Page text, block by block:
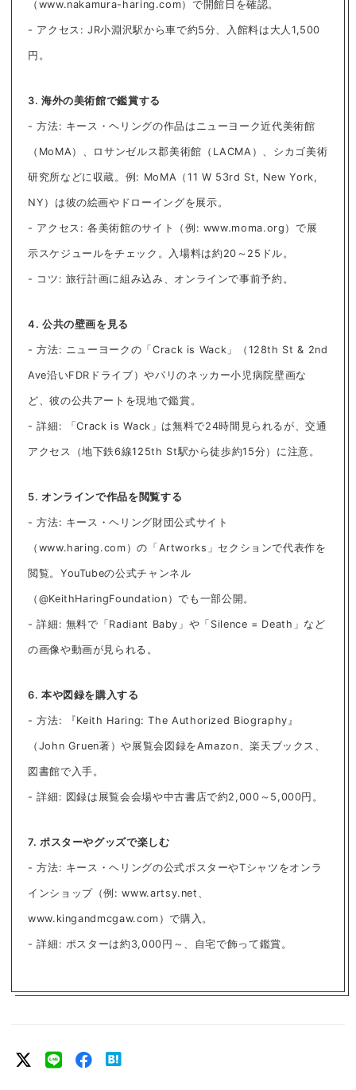
（www.nakamura-haring.com）で開館日を確認。
- アクセス: JR小淵沢駅から車で約5分、入館料は大人1,500
円。
3. 海外の美術館で鑑賞する
- 方法: キース・ヘリングの作品はニューヨーク近代美術館
（MoMA）、ロサンゼルス郡美術館（LACMA）、シカゴ美術
研究所などに収蔵。例: MoMA（11 W 53rd St, New York,
NY）は彼の絵画やドローイングを展示。
- アクセス: 各美術館のサイト（例: www.moma.org）で展
示スケジュールをチェック。入場料は約20～25ドル。
- コツ: 旅行計画に組み込み、オンラインで事前予約。
4. 公共の壁画を見る
- 方法: ニューヨークの「Crack is Wack」（128th St & 2nd
Ave沿いFDRドライブ）やパリのネッカー小児病院壁画な
ど、彼の公共アートを現地で鑑賞。
- 詳細: 「Crack is Wack」は無料で24時間見られるが、交通
アクセス（地下鉄6線125th St駅から徒歩約15分）に注意。
5. オンラインで作品を閲覧する
- 方法: キース・ヘリング財団公式サイト
（www.haring.com）の「Artworks」セクションで代表作を
閲覧。YouTubeの公式チャンネル
（@KeithHaringFoundation）でも一部公開。
- 詳細: 無料で「Radiant Baby」や「Silence = Death」など
の画像や動画が見られる。
6. 本や図録を購入する
- 方法: 『Keith Haring: The Authorized Biography』
（John Gruen著）や展覧会図録をAmazon、楽天ブックス、
図書館で入手。
- 詳細: 図録は展覧会会場や中古書店で約2,000～5,000円。
7. ポスターやグッズで楽しむ
- 方法: キース・ヘリングの公式ポスターやTシャツをオンラ
インショップ（例: www.artsy.net、
www.kingandmcgaw.com）で購入。
- 詳細: ポスターは約3,000円～、自宅で飾って鑑賞。